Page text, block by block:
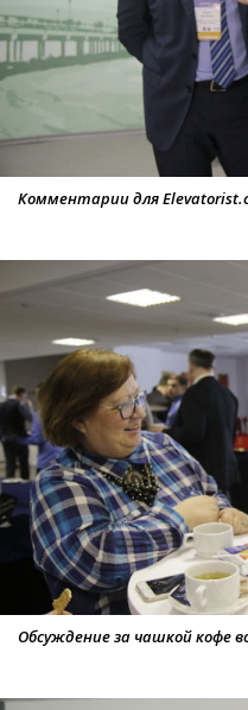
Комментарии для
Обсуждение за чашкой кофе